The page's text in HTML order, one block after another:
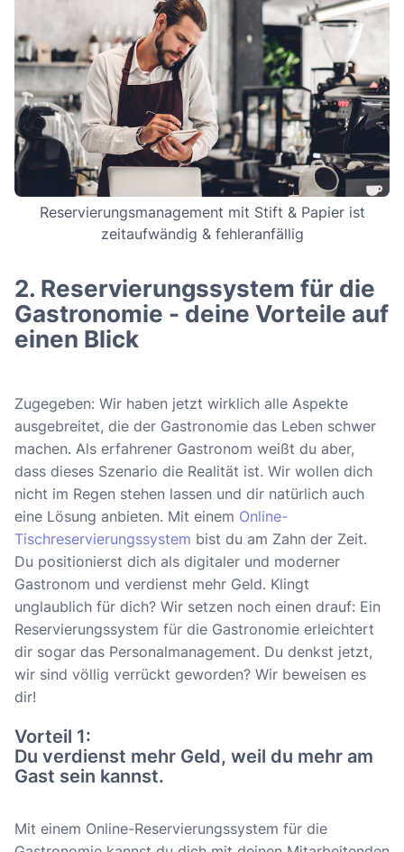
Reservierungsmanagement mit Stift & Papier ist
zeitaufwändig & fehleranfällig
2. Reservierungssystem für die
Gastronomie - deine Vorteile auf
einen Blick
Zugegeben: Wir haben jetzt wirklich alle Aspekte
ausgebreitet, die der Gastronomie das Leben schwer
machen. Als erfahrener Gastronom weißt du aber,
dass dieses Szenario die Realität ist. Wir wollen dich
nicht im Regen stehen lassen und dir natürlich auch
eine Lösung anbieten. Mit einem Online-
Tischreservierungssystem bist du am Zahn der Zeit.
Du positionierst dich als digitaler und moderner
Gastronom und verdienst mehr Geld. Klingt
unglaublich für dich? Wir setzen noch einen drauf: Ein
Reservierungssystem für die Gastronomie erleichtert
dir sogar das Personalmanagement. Du denkst jetzt,
wir sind völlig verrückt geworden? Wir beweisen es
dir!
Vorteil 1:
Du verdienst mehr Geld, weil du mehr am
Gast sein kannst.
Mit einem Online-Reservierungssystem für die